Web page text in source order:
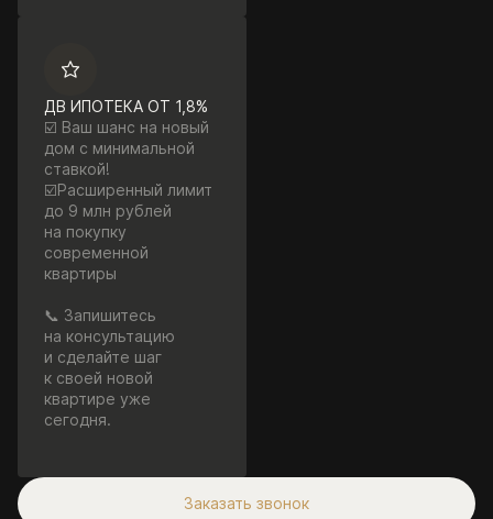
ДВ ИПОТЕКА ОТ 1,8%
☑️ Ваш шанс на новый
дом с минимальной
ставкой!
☑️Расширенный лимит
до 9 млн рублей
на покупку
современной
квартиры
📞 Запишитесь
на консультацию
и сделайте шаг
к своей новой
квартире уже
сегодня.
Заказать звонок